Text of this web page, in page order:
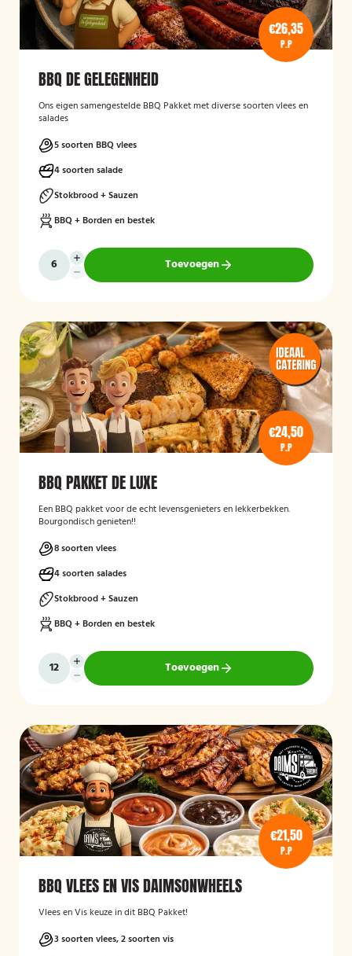
€26,35
P.P
BBQ DE GELEGENHEID
Ons eigen samengestelde BBQ Pakket met diverse soorten vlees en
salades
5 soorten BBQ vlees
4 soorten salade
Stokbrood + Sauzen
BBQ + Borden en bestek
Toevoegen
€24,50
P.P
BBQ PAKKET DE LUXE
Een BBQ pakket voor de echt levensgenieters en lekkerbekken.
Bourgondisch genieten!!
8 soorten vlees
4 soorten salades
Stokbrood + Sauzen
BBQ + Borden en bestek
Toevoegen
€21,50
P.P
BBQ VLEES EN VIS DAIMSONWHEELS
Vlees en Vis keuze in dit BBQ Pakket!
3 soorten vlees, 2 soorten vis